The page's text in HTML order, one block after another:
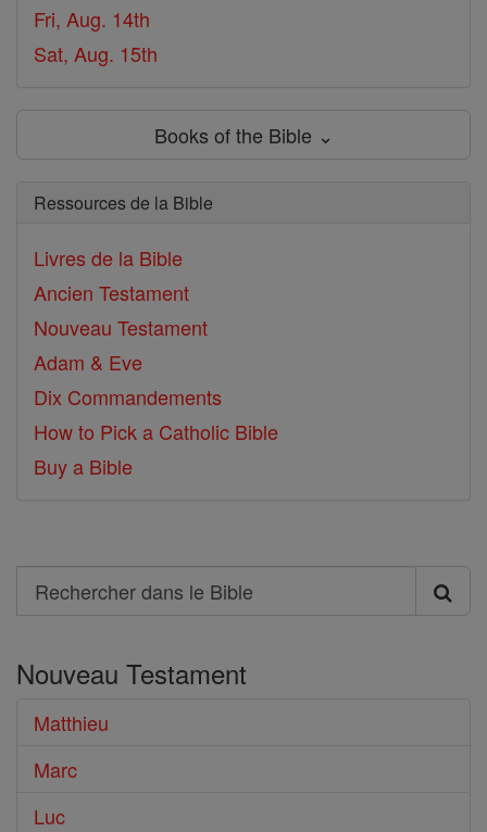
Fri, Aug. 14th
Sat, Aug. 15th
Books of the Bible ⌄
Ressources de la Bible
Livres de la Bible
Ancien Testament
Nouveau Testament
Adam & Eve
Dix Commandements
How to Pick a Catholic Bible
Buy a Bible
Search
Rechercher
le
Bible
Nouveau Testament
Matthieu
Marc
Luc